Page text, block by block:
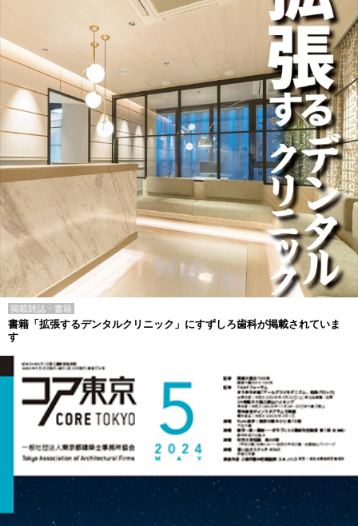
掲載雑誌・書籍
書籍「拡張するデンタルクリニック」にすずしろ歯科が掲載されていま
す